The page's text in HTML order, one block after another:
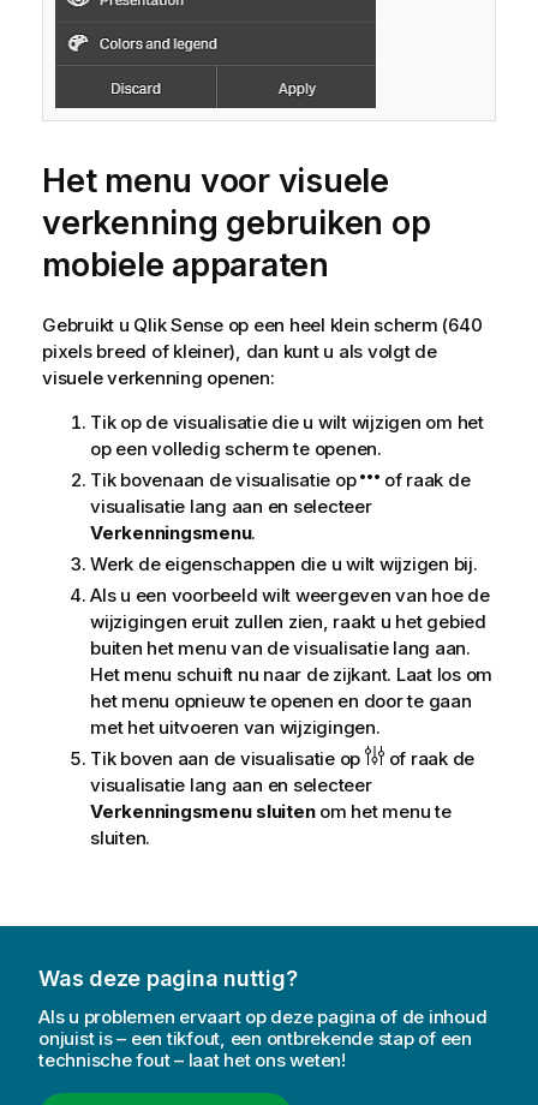
Het menu voor visuele
verkenning gebruiken op
mobiele apparaten
Gebruikt u Qlik Senseop een heel klein scherm (640
pixels breed of kleiner), dan kunt u als volgt de
visuele verkenning openen:
Tik op de visualisatie die u wilt wijzigen om het
op een volledig scherm te openen.
Tik bovenaan de visualisatie op
of raak de
visualisatie lang aan en selecteer
Verkenningsmenu.
Werk de eigenschappen die u wilt wijzigen bij.
Als u een voorbeeld wilt weergeven van hoe de
wijzigingen eruit zullen zien, raakt u het gebied
buiten het menu van de visualisatie lang aan.
Het menu schuift nu naar de zijkant. Laat los om
het menu opnieuw te openen en door te gaan
met het uitvoeren van wijzigingen.
Tik boven aan de visualisatie op
of raak de
visualisatie lang aan en selecteer
Verkenningsmenu sluitenom het menu te
sluiten.
Was deze pagina nuttig?
Als u problemen ervaart op deze pagina of de inhoud
onjuist is – een tikfout, een ontbrekende stap of een
technische fout – laat het ons weten!